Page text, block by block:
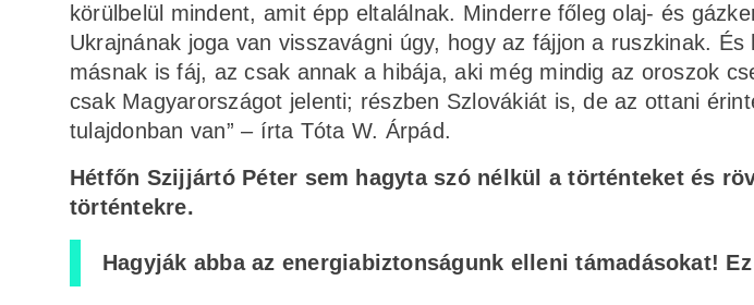
körülbelül mindent, amit épp eltalálnak. Minderre főleg olaj- és
Ukrajnának joga van visszavágni úgy, hogy az fájjon a ruszkinak.
másnak is fáj, az csak annak a hibája, aki még mindig az oroszok
csak Magyarországot jelenti; részben Szlovákiát is, de az ottani
tulajdonban van” – írta Tóta W. Árpád.
Hétfőn Szijjártó Péter sem hagyta szó nélkül a történteket és
történtekre.
Hagyják abba az energiabiztonságunk elleni támadásokat!